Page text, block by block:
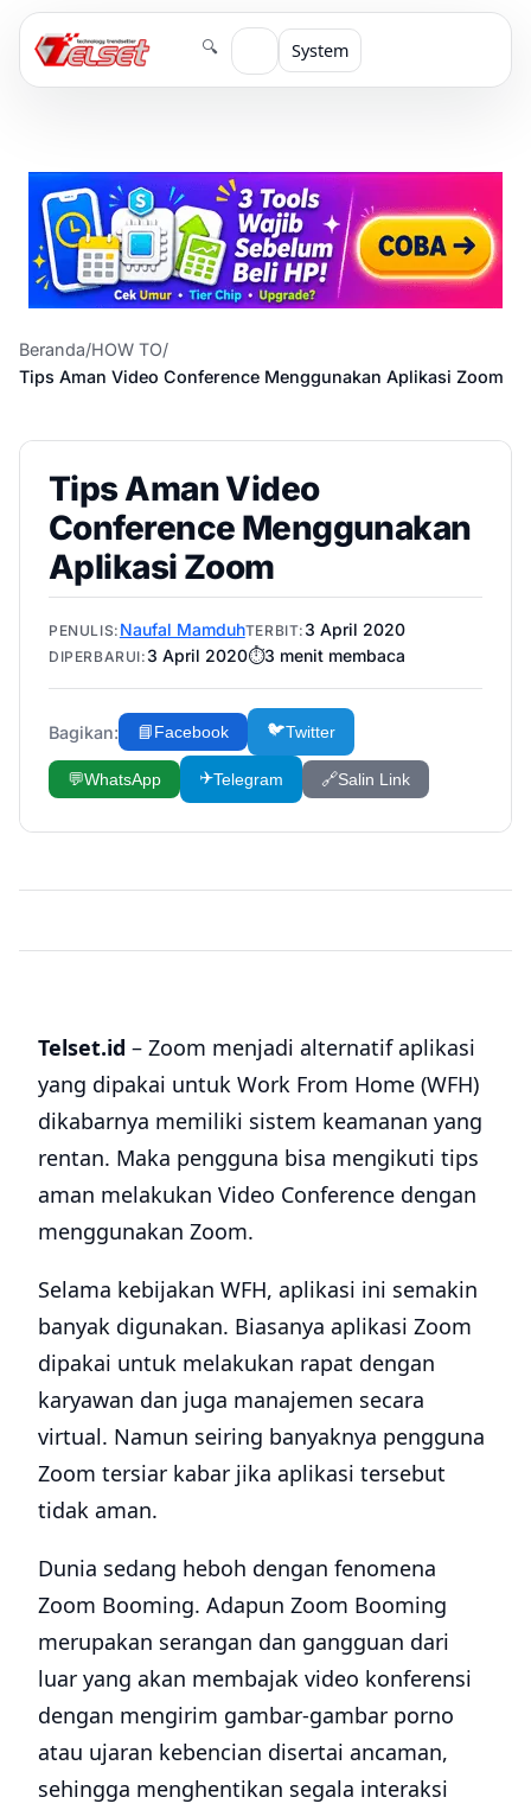
🔍 System
Beranda/HOW TO/
Tips Aman Video Conference Menggunakan Aplikasi Zoom
Tips Aman Video
Conference Menggunakan
Aplikasi Zoom
PENULIS: Naufal MamduhTERBIT: 3 April 2020
DIPERBARUI: 3 April 2020⏱️3 menit membaca
Bagikan: 📘Facebook 🐦Twitter
💬WhatsApp ✈️Telegram 🔗Salin Link
Telset.id – Zoom menjadi alternatif aplikasi
yang dipakai untuk Work From Home (WFH)
dikabarnya memiliki sistem keamanan yang
rentan. Maka pengguna bisa mengikuti tips
aman melakukan Video Conference dengan
menggunakan Zoom.
Selama kebijakan WFH, aplikasi ini semakin
banyak digunakan. Biasanya aplikasi Zoom
dipakai untuk melakukan rapat dengan
karyawan dan juga manajemen secara
virtual. Namun seiring banyaknya pengguna
Zoom tersiar kabar jika aplikasi tersebut
tidak aman.
Dunia sedang heboh dengan fenomena
Zoom Booming. Adapun Zoom Booming
merupakan serangan dan gangguan dari
luar yang akan membajak video konferensi
dengan mengirim gambar-gambar porno
atau ujaran kebencian disertai ancaman,
sehingga menghentikan segala interaksi